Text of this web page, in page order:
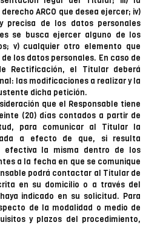
ARCO que desea ejercer; iv)
precisa de los datos personales
se busca ejercer alguno de los
v) cualquier otro elemento que
los datos personales. En caso de
Rectificación, el Titular deberá
las modificaciones a realizar y la
dicha petición.
que el Responsable tiene
(20) días contados a partir de
para comunicar al Titular la
a efecto de que, si resulta
efectiva la misma dentro de los
a la fecha en que se comunique
podrá contactar al Titular de
en su domicilio o a través del
indicado en su solicitud. Para
de la modalidad o medio de
y plazos del procedimiento,